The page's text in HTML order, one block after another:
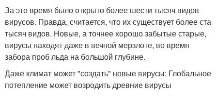
За это время было открыто более шести тысяч видов
вирусов. Правда, считается, что их существует более ста
тысяч видов. Новые, а точнее хорошо забытые старые,
вирусы находят даже в вечной мерзлоте, во время
забора проб льда на большой глубине.
Даже климат может "создать" новые вирусы: Глобальное
потепление может возродить древние вирусы